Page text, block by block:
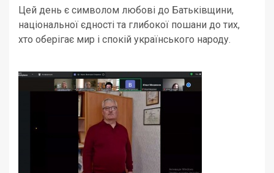
Цей день є символом любові до Батьківщини,
національної єдності та глибокої пошани до тих,
хто оберігає мир і спокій українського народу.